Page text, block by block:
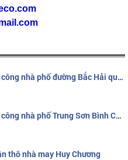
Hình ảnh thi công nhà phố đường Bắc Hải quận 10
Hình ảnh thi công nhà phố Trung Sơn Bình Chánh
thô nhà may Huy Chương